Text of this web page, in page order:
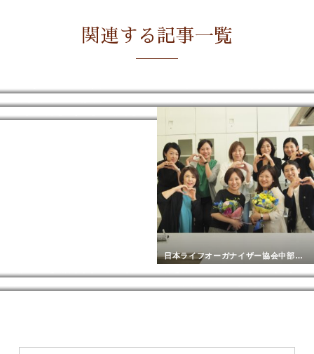
関連する記事一覧
日本ライフオーガナイザー協会中部チャプターの新長副をご紹介